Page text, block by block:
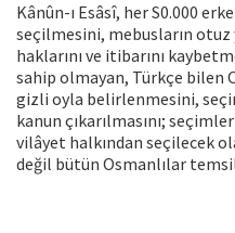
Kânûn-ı Esâsî, her S0.000
seçilmesini, mebusların otuz
haklarını ve itibarını
sahip olmayan, Türkçe bilen
gizli oyla belirlenmesini,
kanun çıkarılmasını;
vilâyet hal­kından seçilecek
değil bütün Osmanlılar